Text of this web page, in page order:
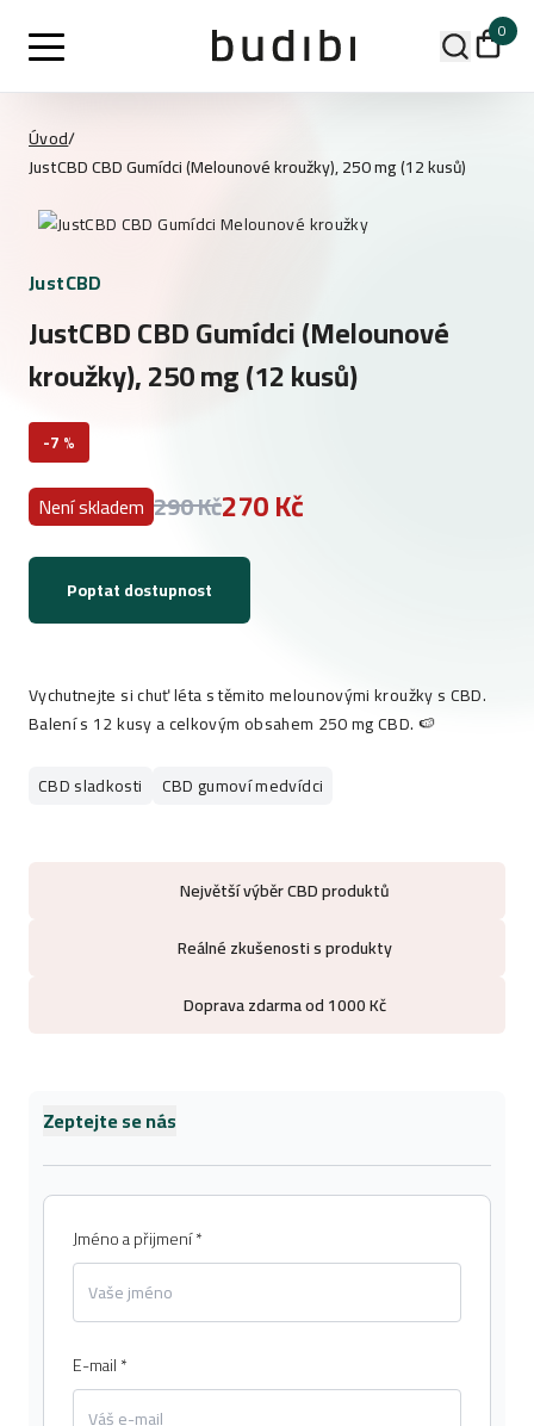
0
Úvod/
JustCBD CBD Gumídci (Melounové kroužky), 250 mg (12 kusů)
JustCBD CBD Gumídci (Melounové
kroužky), 250 mg (12 kusů)
JustCBD
-7 %
Není skladem 290 Kč270 Kč
Poptat dostupnost
Vychutnejte si chuť léta s těmito melounovými kroužky s CBD.
Balení s 12 kusy a celkovým obsahem 250 mg CBD. 🍉
CBD sladkosti
CBD gumoví medvídci
Největší výběr CBD produktů
Reálné zkušenosti s produkty
Doprava zdarma od 1000 Kč
Zeptejte se nás
Jméno a přijmení *
E-mail *